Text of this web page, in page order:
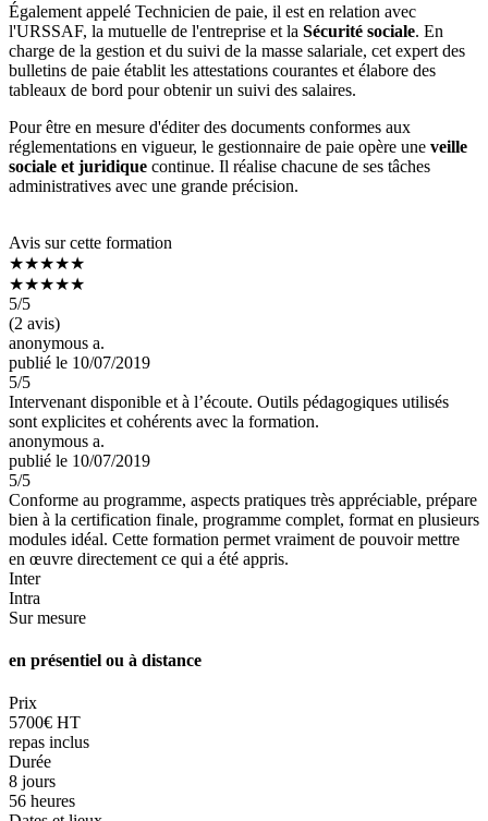
Également appelé Technicien de paie, il est en relation avec
l'URSSAF, la mutuelle de l'entreprise et la Sécurité sociale. En
charge de la gestion et du suivi de la masse salariale, cet expert des
bulletins de paie établit les attestations courantes et élabore des
tableaux de bord pour obtenir un suivi des salaires.
Pour être en mesure d'éditer des documents conformes aux
réglementations en vigueur, le gestionnaire de paie opère une veille
sociale et juridique continue. Il réalise chacune de ses tâches
administratives avec une grande précision.
Avis sur cette formation
★★★★★
★★★★★
5/5
(2 avis)
anonymous a.
publié le 10/07/2019
5/5
Intervenant disponible et à l’écoute. Outils pédagogiques utilisés
sont explicites et cohérents avec la formation.
anonymous a.
publié le 10/07/2019
5/5
Conforme au programme, aspects pratiques très appréciable, prépare
bien à la certification finale, programme complet, format en plusieurs
modules idéal. Cette formation permet vraiment de pouvoir mettre
en œuvre directement ce qui a été appris.
Inter
Intra
Sur mesure
en présentiel ou à distance
Prix
5700€ HT
repas inclus
Durée
8 jours
56 heures